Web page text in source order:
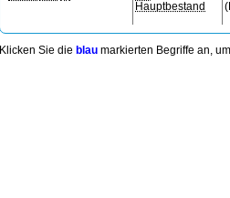
Hauptbestand
Klicken Sie die blau markierten Begriffe an,